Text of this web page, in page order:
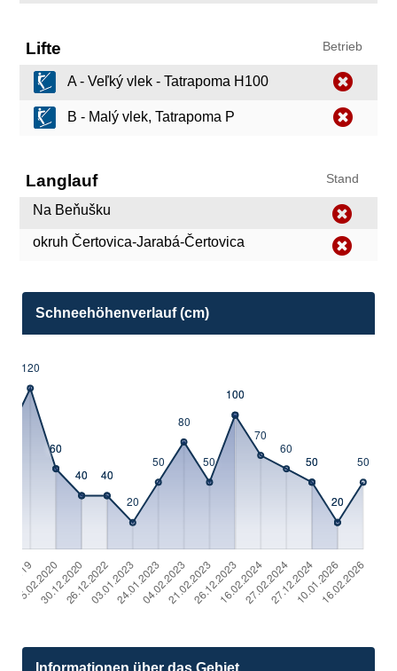
Lifte Betrieb
A - Veľký vlek - Tatrapoma H100
B - Malý vlek, Tatrapoma P
Langlauf Stand
Na Beňušku
okruh Čertovica-Jarabá-Čertovica
Schneehöhenverlauf (cm)
Informationen über das Gebiet